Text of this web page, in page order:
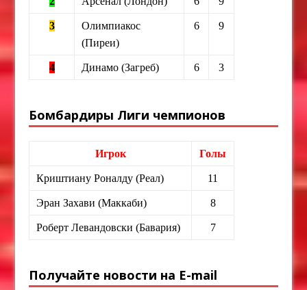
3
Олимпиакос
(Пиреи)
6 9
4 Динамо (Загреб) 6 3
Бомбардиры Лиги чемпионов
Игрок Голы
Криштиану Роналду (Реал) 11
Эран Захави (Маккаби) 8
Роберт Левандовски (Бавария) 7
Получайте новости на E-mail